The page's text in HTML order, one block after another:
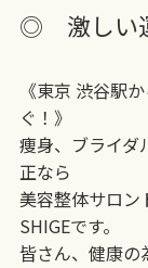
◎ 激しい
《東京 渋谷駅
ぐ！》
痩身、ブライダ
正なら
美容整体サロン
SHIGEです。
皆さん、健康の